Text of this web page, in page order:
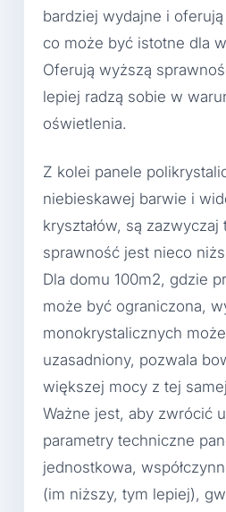
bardziej wydajne i
co może być istotne dla
Oferują wyższą
lepiej radzą sobie w
oświetlenia.
Z kolei panele
niebieskawej barwie i
kryształów, są zazwyczaj
sprawność jest nieco
Dla domu 100m2, gdzie
może być ograniczona,
monokrystalicznych
uzasadniony, pozwala
większej mocy z tej
Ważne jest, aby zwrócić
parametry techniczne
jednostkowa,
(im niższy, tym lepiej),